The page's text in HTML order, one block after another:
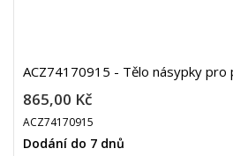
ACZ74170915 - Tělo násypky pro
865,00 Kč
ACZ74170915
Dodání do 7 dnů